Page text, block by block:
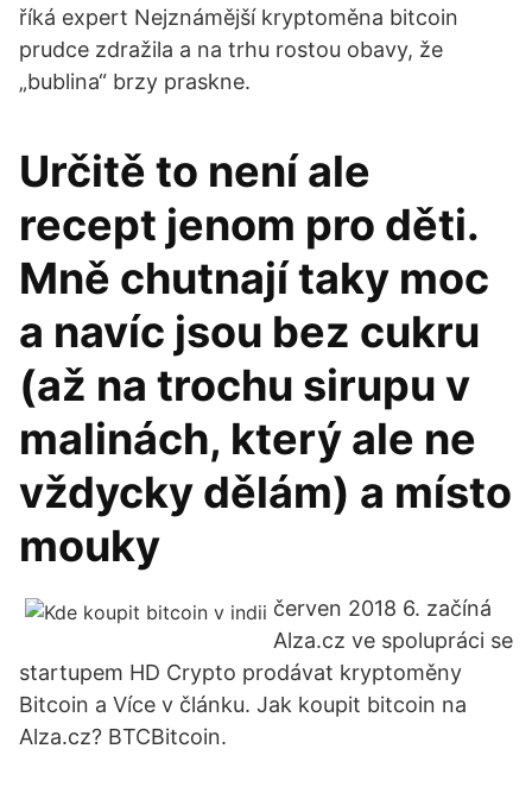
říká expert Nejznámější kryptoměna bitcoin
prudce zdražila a na trhu rostou obavy, že
„bublina“ brzy praskne.
Určitě to není ale
recept jenom pro děti.
Mně chutnají taky moc
a navíc jsou bez cukru
(až na trochu sirupu v
malinách, který ale ne
vždycky dělám) a místo
mouky
červen 2018 6. začíná
Alza.cz ve spolupráci se
startupem HD Crypto prodávat kryptoměny
Bitcoin a Více v článku. Jak koupit bitcoin na
Alza.cz? BTCBitcoin.